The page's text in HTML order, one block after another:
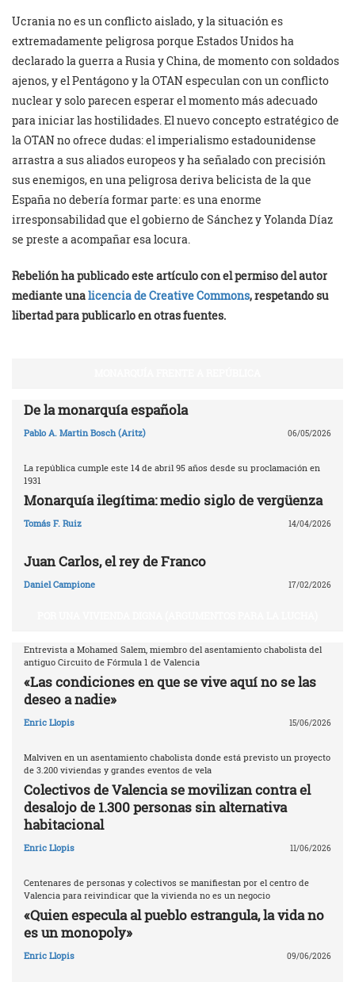
Ucrania no es un conflicto aislado, y la situación es
extremadamente peligrosa porque Estados Unidos ha
declarado la guerra a Rusia y China, de momento con soldados
ajenos, y el Pentágono y la OTAN especulan con un conflicto
nuclear y solo parecen esperar el momento más adecuado
para iniciar las hostilidades. El nuevo concepto estratégico de
la OTAN no ofrece dudas: el imperialismo estadounidense
arrastra a sus aliados europeos y ha señalado con precisión
sus enemigos, en una peligrosa deriva belicista de la que
España no debería formar parte: es una enorme
irresponsabilidad que el gobierno de Sánchez y Yolanda Díaz
se preste a acompañar esa locura.
Rebelión ha publicado este artículo con el permiso del autor
mediante unalicencia de Creative Commons, respetando su
libertad para publicarlo en otras fuentes.
De la monarquía española
Pablo A. Martin Bosch (Aritz) 06/05/2026
La república cumple este 14 de abril 95 años desde su proclamación en
1931
Monarquía ilegítima: medio siglo de vergüenza
Tomás F. Ruiz 14/04/2026
Juan Carlos, el rey de Franco
Daniel Campione 17/02/2026
Entrevista a Mohamed Salem, miembro del asentamiento chabolista del
antiguo Circuito de Fórmula 1 de Valencia
«Las condiciones en que se vive aquí no se las
deseo a nadie»
Enric Llopis 15/06/2026
Malviven en un asentamiento chabolista donde está previsto un proyecto
de 3.200 viviendas y grandes eventos de vela
Colectivos de Valencia se movilizan contra el
desalojo de 1.300 personas sin alternativa
habitacional
Enric Llopis 11/06/2026
Centenares de personas y colectivos se manifiestan por el centro de
Valencia para reivindicar que la vivienda no es un negocio
«Quien especula al pueblo estrangula, la vida no
es un monopoly»
Enric Llopis 09/06/2026